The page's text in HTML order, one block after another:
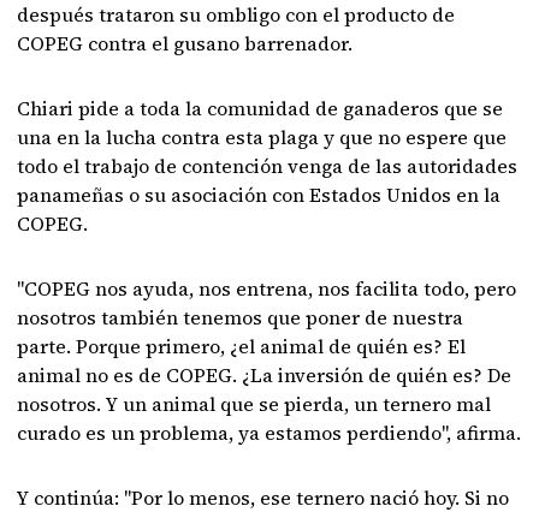
después trataron su ombligo con el producto de
COPEG contra el gusano barrenador.
Chiari pide a toda la comunidad de ganaderos que se
una en la lucha contra esta plaga y que no espere que
todo el trabajo de contención venga de las autoridades
panameñas o su asociación con Estados Unidos en la
COPEG.
"COPEG nos ayuda, nos entrena, nos facilita todo, pero
nosotros también tenemos que poner de nuestra
parte. Porque primero, ¿el animal de quién es? El
animal no es de COPEG. ¿La inversión de quién es? De
nosotros. Y un animal que se pierda, un ternero mal
curado es un problema, ya estamos perdiendo", afirma.
Y continúa: "Por lo menos, ese ternero nació hoy. Si no